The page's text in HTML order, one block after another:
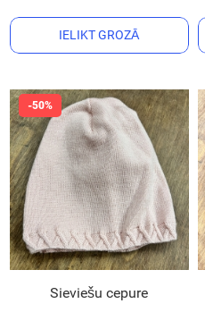
IELIKT GROZĀ
Sieviešu cepure